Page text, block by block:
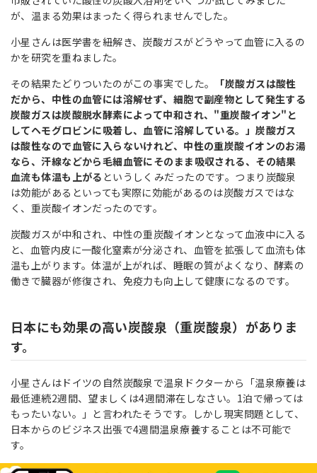
が、温まる効果はまったく得られませんでした。
小星さんは医学書を紐解き、炭酸ガスがどうやって血管に入るの
かを研究を重ねました。
その結果たどりついたのがこの事実でした。
「炭酸ガスは酸性
だから、中性の血管には溶解せず、細胞で副産物として発生する
炭酸ガスは炭酸脱水酵素によって中和され、"重炭酸イオン"と
してヘモグロビンに吸着し、血管に溶解している。」炭酸ガス
は酸性なので血管に入らないけれど、中性の重炭酸イオンのお湯
なら、汗線などから毛細血管にそのまま吸収される、その結果
血流も体温も上がる というしくみだったのです。つまり炭酸泉
は効能があるといっても実際に効能があるのは炭酸ガスではな
く、重炭酸イオンだったのです。
炭酸ガスが中和され、中性の重炭酸イオンとなって血液中に入る
と、血管内皮に一酸化窒素が分泌され、血管を拡張して血流も体
温も上がります。体温が上がれば、睡眠の質がよくなり、酵素の
働きで臓器が修復され、免疫力も向上して健康になるのです。
日本にも効果の高い炭酸泉（重炭酸泉）がありま
す。
小星さんはドイツの自然炭酸泉で温泉ドクターから「温泉療養は
最低連続2週間、望ましくは4週間滞在しなさい。1泊で帰っては
もったいない。」と言われたそうです。しかし現実問題として、
日本からのビジネス出張で4週間温泉療養することは不可能で
す。